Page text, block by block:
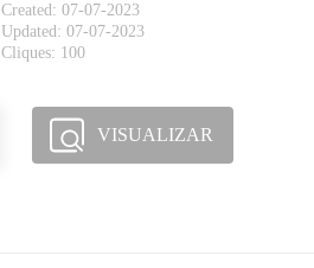
Created: 07-07-2023
Updated: 07-07-2023
Cliques: 100
VISUALIZAR